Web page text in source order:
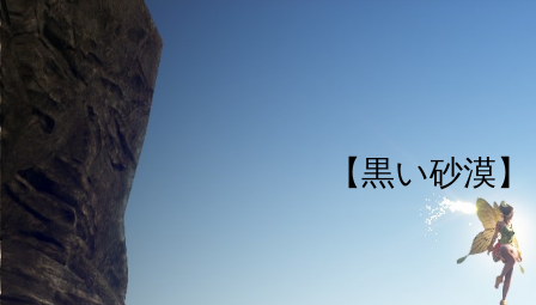
【黒い砂漠